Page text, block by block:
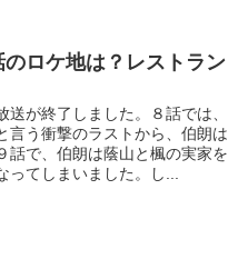
のロケ地は？レストラン
が終了しました。８話では、
言う衝撃のラストから、伯朗は
話で、伯朗は蔭山と楓の実家を
てしまいました。し...